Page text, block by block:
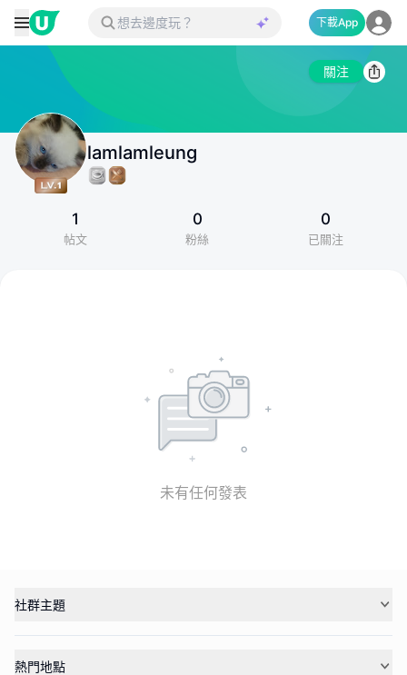
下載App
關注
lamlamleung
1
帖文
0
粉絲
0
已關注
未有任何發表
社群主題
熱門地點